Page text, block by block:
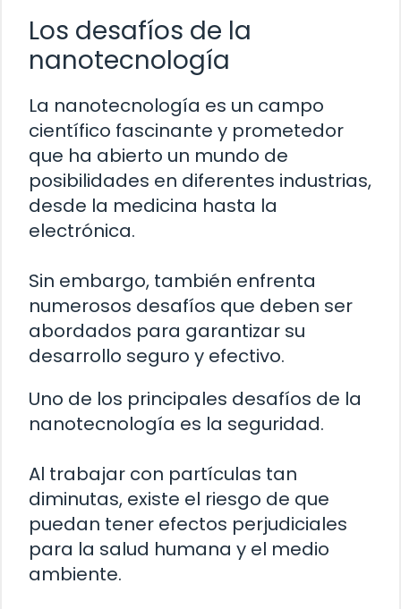
Los desafíos de la
nanotecnología
La nanotecnología es un campo
científico fascinante y prometedor
que ha abierto un mundo de
posibilidades en diferentes industrias,
desde la medicina hasta la
electrónica.
Sin embargo, también enfrenta
numerosos desafíos que deben ser
abordados para garantizar su
desarrollo seguro y efectivo.
Uno de los principales desafíos de la
nanotecnología es la seguridad.
Al trabajar con partículas tan
diminutas, existe el riesgo de que
puedan tener efectos perjudiciales
para la salud humana y el medio
ambiente.